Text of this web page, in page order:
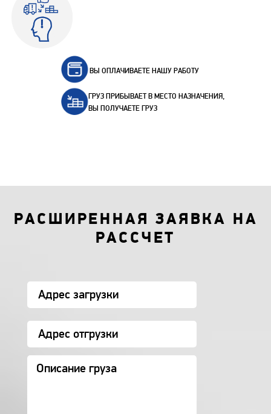
ВЫ ОПЛАЧИВАЕТЕ НАШУ РАБОТУ
ГРУЗ ПРИБЫВАЕТ В МЕСТО НАЗНАЧЕНИЯ,
ВЫ ПОЛУЧАЕТЕ ГРУЗ
РАСШИРЕННАЯ ЗАЯВКА НА
РАССЧЕТ